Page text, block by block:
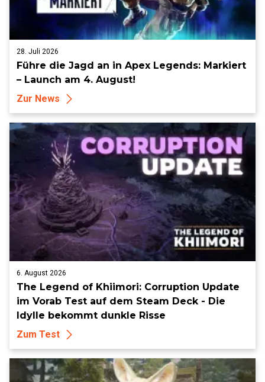
28. Juli 2026
Führe die Jagd an in Apex Legends: Markiert
– Launch am 4. August!
Zur News
6. August 2026
The Legend of Khiimori: Corruption Update
im Vorab Test auf dem Steam Deck - Die
Idylle bekommt dunkle Risse
Zum Test